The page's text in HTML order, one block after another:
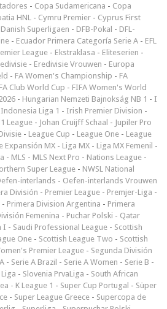
- Copa Sudamericana - Copa
HNL - Cymru Premier - Cyprus First
Danish Superligaen - DFB-Pokal - DFL-
- Ecuador Primera Categoría Serie A - EFL
League - Ekstraklasa - Eliteserien -
- Eredivisie Vrouwen - Europa
- FA Women's Championship - FA
Club World Cup - FIFA Women's World
- Hungarian Nemzeti Bajnokság NB 1 - I
Indonesia Liga 1 - Irish Premier Division -
League - Johan Cruijff Schaal - Jupiler Pro
- League Cup - League One - League
Expansión MX - Liga MX - Liga MX Femenil -
- MLS - MLS Next Pro - Nations League -
Super League - NWSL National
interlands - Oefen-interlands Vrouwen
División - Premier League - Premjer-Liga -
- Primera Division Argentina - Primera
Femenina - Puchar Polski - Qatar
I - Saudi Professional League - Scottish
One - Scottish League Two - Scottish
Premier League - Segunda División
- Serie A Brazil - Serie A Women - Serie B -
- Slovenia PrvaLiga - South African
- K League 1 - Super Cup Portugal - Süper
- Super League Greece - Supercopa de